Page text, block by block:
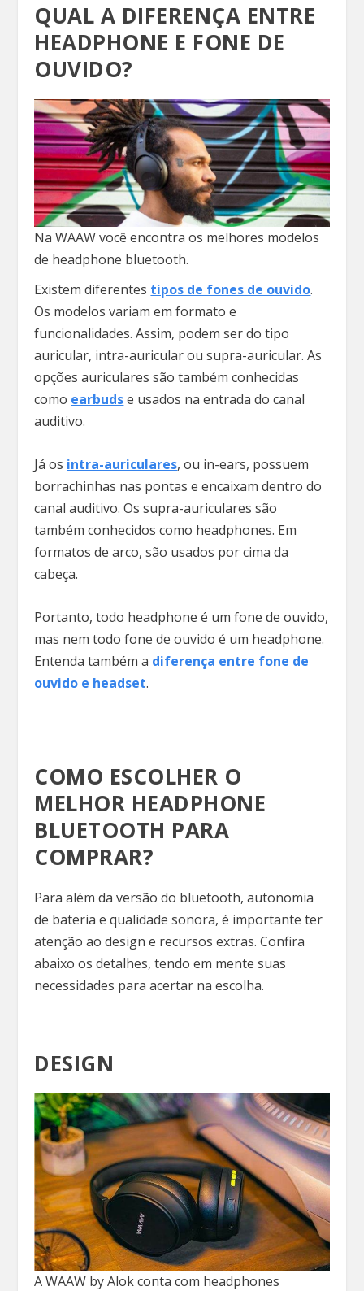
QUAL A DIFERENÇA ENTRE
HEADPHONE E FONE DE
OUVIDO?
Na WAAW você encontra os melhores modelos
de headphone bluetooth.
Existem diferentes tipos de fones de ouvido.
Os modelos variam em formato e
funcionalidades. Assim, podem ser do tipo
auricular, intra-auricular ou supra-auricular. As
opções auriculares são também conhecidas
como earbudse usados na entrada do canal
auditivo.
Já os intra-auriculares, ou in-ears, possuem
borrachinhas nas pontas e encaixam dentro do
canal auditivo. Os supra-auriculares são
também conhecidos como headphones. Em
formatos de arco, são usados por cima da
cabeça.
Portanto, todo headphone é um fone de ouvido,
mas nem todo fone de ouvido é um headphone.
Entenda também a diferença entre fone de
ouvido e headset.
COMO ESCOLHER O
MELHOR HEADPHONE
BLUETOOTH PARA
COMPRAR?
Para além da versão do bluetooth, autonomia
de bateria e qualidade sonora, é importante ter
atenção ao design e recursos extras. Confira
abaixo os detalhes, tendo em mente suas
necessidades para acertar na escolha.
DESIGN
A WAAW by Alok conta com headphones